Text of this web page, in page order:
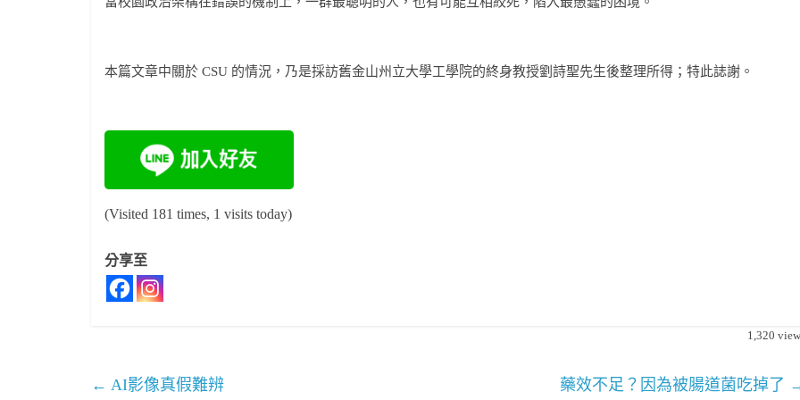
本篇文章中關於 CSU 的情況，乃是採訪舊金山州立大學工學院的終身教授劉詩聖先生後整理所得；特此誌謝。
(Visited 181 times, 1 visits today)
分享至
1,320
← AI影像真假難辨 藥效不足？因為被腸道菌吃掉了